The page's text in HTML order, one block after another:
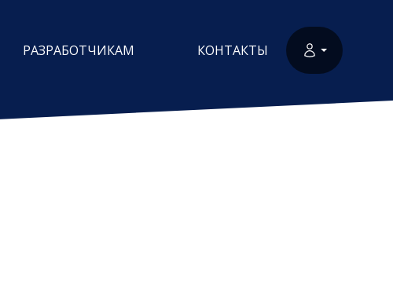
РАЗРАБОТЧИКАМ КОНТАКТЫ